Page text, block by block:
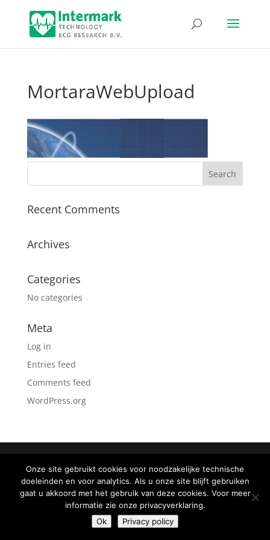
MortaraWebUpload
Recent Comments
Archives
Categories
No categories
Meta
Log in
Entries feed
Comments feed
WordPress.org
Onze site gebruikt cookies voor noodzakelijke technische
doeleinden en voor analytics. Als u onze site blijft gebruiken
gaat u akkoord met het gebruik van deze cookies. Voor meer
informatie zie onze privacyverklaring.
Ok
Privacy policy